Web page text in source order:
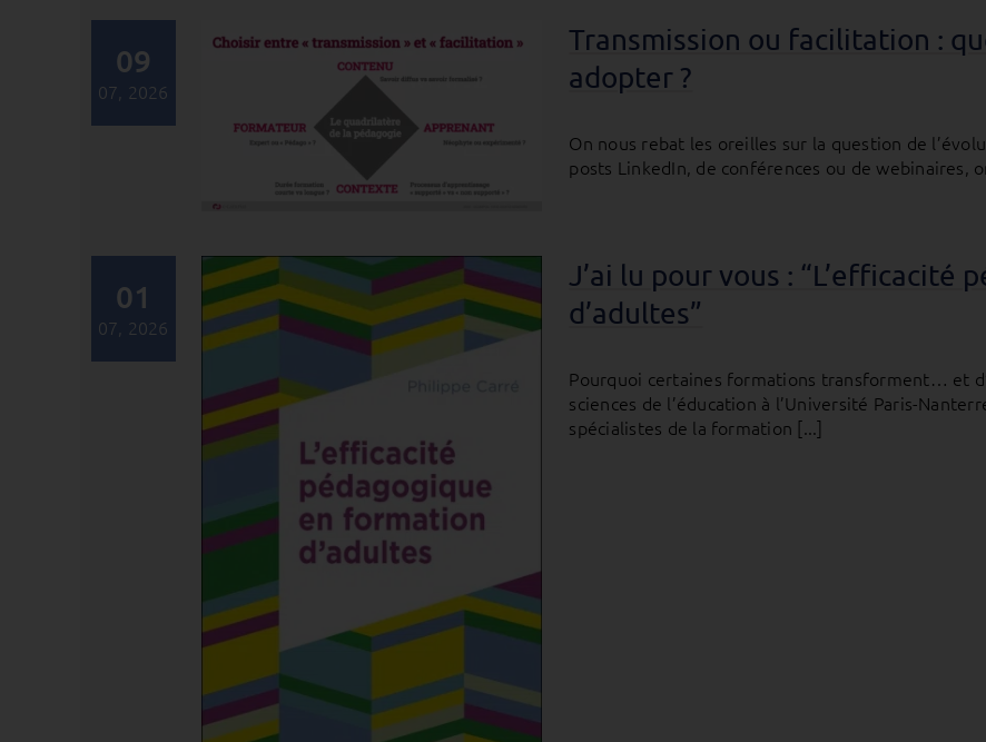
09
07, 2026
Transmission ou facilitation :
adopter ?
On nous rebat les oreilles sur la question de
posts LinkedIn, de conférences ou de webinaires,
01
07, 2026
J’ai lu pour vous : “L’efficacité
d’adultes”
Pourquoi certaines formations transforment… et
sciences de l’éducation à l’Université Paris-
spécialistes de la formation [...]